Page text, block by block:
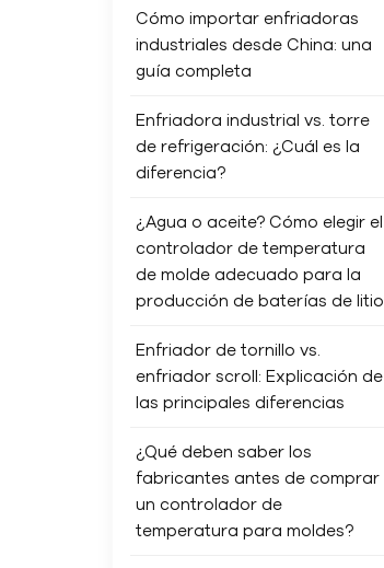
Cómo importar enfriadoras
industriales desde China: una
guía completa
Enfriadora industrial vs. torre
de refrigeración: ¿Cuál es la
diferencia?
¿Agua o aceite? Cómo elegir el
controlador de temperatura
de molde adecuado para la
producción de baterías de litio.
Enfriador de tornillo vs.
enfriador scroll: Explicación de
las principales diferencias
¿Qué deben saber los
fabricantes antes de comprar
un controlador de
temperatura para moldes?